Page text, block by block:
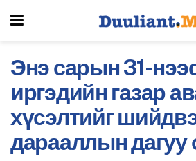
Энэ сарын 31-
иргэдийн газар
хүсэлтийг
дарааллын дагуу